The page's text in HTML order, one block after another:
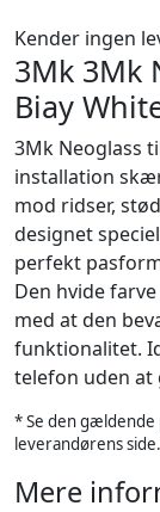
Kender ingen
3Mk 3Mk
Biay
3Mk Neoglass
installation
mod ridser,
designet
perfekt
Den hvide
med at den
funktionalitet.
telefon uden
* Se den gældende
leverandørens side.
Mere